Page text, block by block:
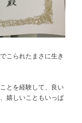
こられたまさに生き
とを経験して、良い
嬉しいこともいっぱ